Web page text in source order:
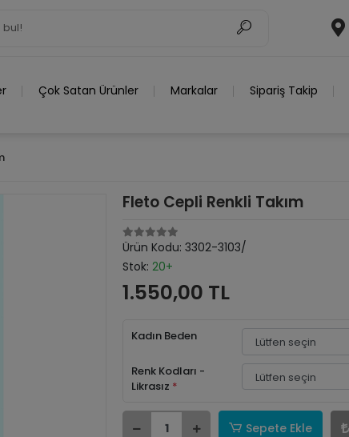
Çok Satan Ürünler Markalar Sipariş Takip
Fleto Cepli Renkli Takım
Ürün Kodu: 3302-3103/
Stok: 20+
1.550,00 TL
Kadın Beden
Renk Kodları -
Likrasız *
Sepete Ekle